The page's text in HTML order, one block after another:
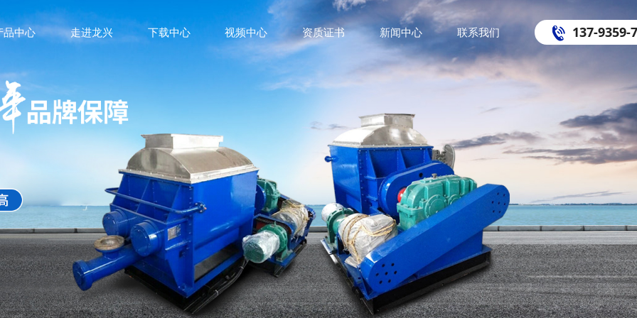
137-9359-
品中心 走进龙兴 下载中心 视频中心 资质证书 新闻中心 联系我们